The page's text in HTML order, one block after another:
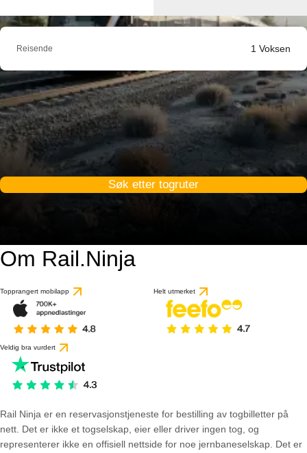
Reisende 1 Voksen
Søk etter togruter
Om Rail.Ninja
Topprangert mobilapp Helt utmerket
Veldig bra vurdert
Rail Ninja er en reservasjons­tjeneste for bestilling av togbilletter på
nett. Det er ikke et togselskap, eier eller driver ingen tog, og
representerer ikke en offisiell nettside for noe jernbaneselskap. Det er